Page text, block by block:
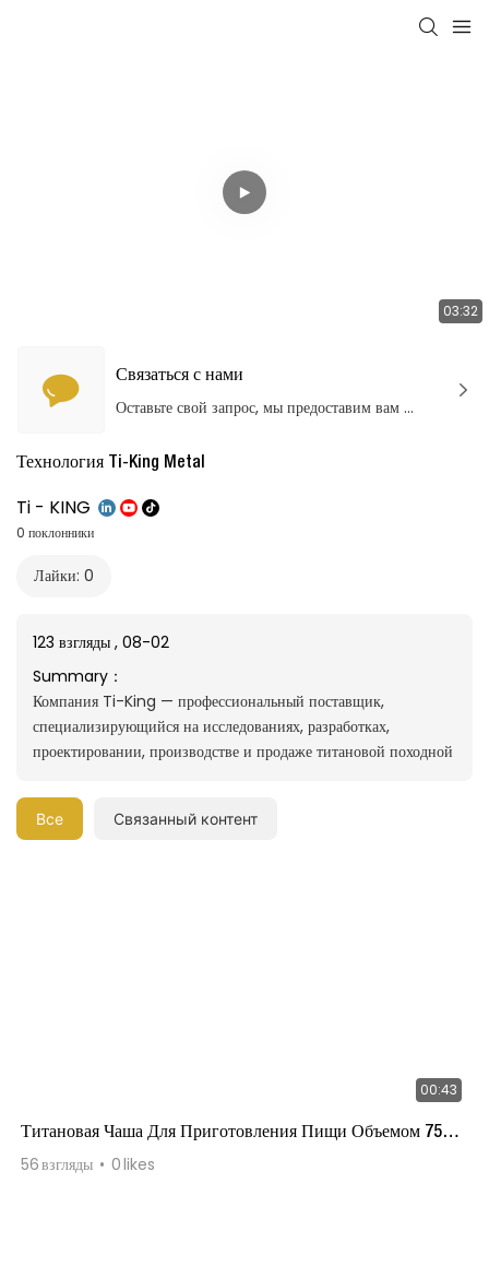
03:32
Связаться с нами
Оставьте свой запрос, мы предоставим вам качественные продукты и услуги!
Технология Ti-King Metal
Ti - KING
0 поклонники
Лайки: 0
123 взгляды , 08-02
Summary：
Компания Ti-King — профессиональный поставщик,
специализирующийся на исследованиях, разработках,
проектировании, производстве и продаже титановой походной
Компания специализируется на технологиях обработки и
применения титановых материалов и, в основном,
Все Связанный контент
00:43
Титановая Чаша Для Приготовления Пищи Объемом 750
Мл
56взгляды 0likes